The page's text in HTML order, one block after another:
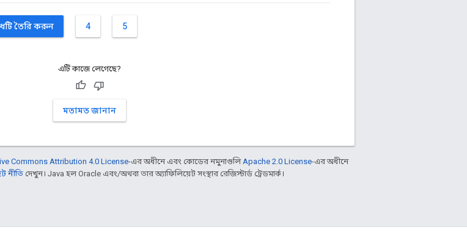
তৈরি করুন 4 5
এটি কাজে লেগেছে?
মতামত জানান
Commons Attribution 4.0 License-এর অধীনে এবং কোডের নমুনাগুলিApache 2.0 License-এর অধীনে
নীতি দেখুন। Java হল Oracle এবং/অথবা তার অ্যাফিলিয়েট সংস্থার রেজিস্টার্ড ট্রেডমার্ক।